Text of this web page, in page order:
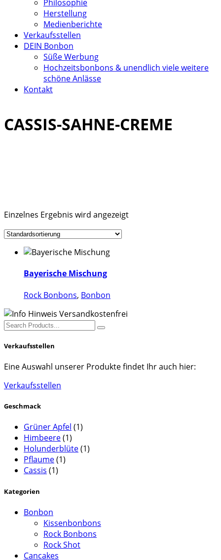
Philosophie
Herstellung
Medienberichte
Verkaufsstellen
DEIN Bonbon
Süße Werbung
Hochzeitsbonbons & unendlich viele weitere
schöne Anlässe
Kontakt
CASSIS-SAHNE-CREME
Einzelnes Ergebnis wird angezeigt
Produkt
mehrere
auf.
Die
können
der
Produktseite
gewählt
werden
Bayerische Mischung
Rock Bonbons, Bonbon
Search
Verkaufsstellen
Eine Auswahl unserer Produkte findet Ihr auch hier:
Verkaufsstellen
Geschmack
Grüner Apfel (1)
Himbeere(1)
Holunderblüte(1)
Pflaume(1)
Cassis (1)
Kategorien
Bonbon
Kissenbonbons
Rock Bonbons
Rock Shot
Cancakes